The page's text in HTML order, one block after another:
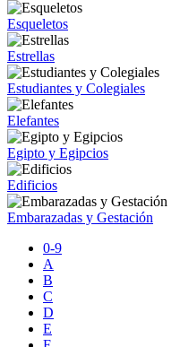
Esqueletos
Estrellas
Estudiantes y Colegiales
Elefantes
Egipto y Egipcios
Edificios
Embarazadas y Gestación
0-9
A
B
C
D
E